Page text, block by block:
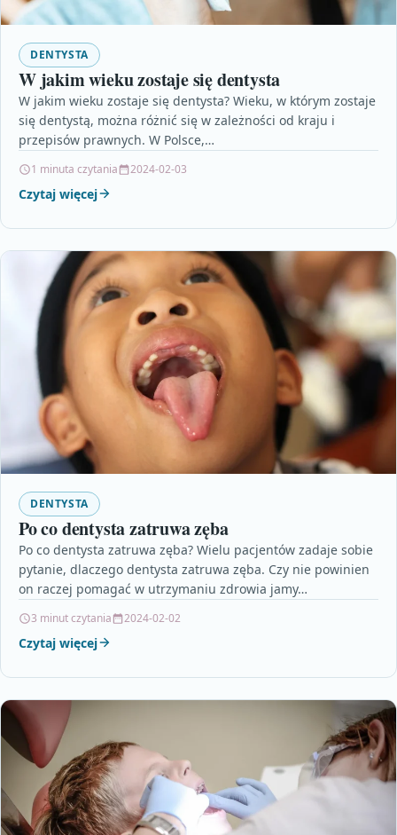
DENTYSTA
W jakim wieku zostaje się dentysta
W jakim wieku zostaje się dentysta? Wieku, w którym zostaje
się dentystą, można różnić się w zależności od kraju i
przepisów prawnych. W Polsce,…
1 minuta czytania 2024-02-03
Czytaj więcej
DENTYSTA
Po co dentysta zatruwa zęba
Po co dentysta zatruwa zęba? Wielu pacjentów zadaje sobie
pytanie, dlaczego dentysta zatruwa zęba. Czy nie powinien
on raczej pomagać w utrzymaniu zdrowia jamy…
3 minut czytania 2024-02-02
Czytaj więcej